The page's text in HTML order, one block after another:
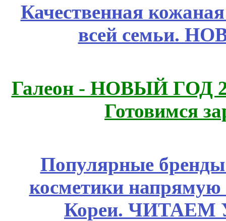
Качественная
всей семьи.
Галеон - НОВЫЙ ГОД
Готовимся
Популярные
косметики
Кореи.